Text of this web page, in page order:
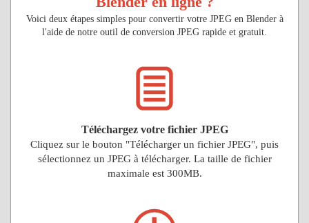
Voici deux étapes simples pour convertir votre JPEG en Blender à
l'aide de notre outil de conversion JPEG rapide et gratuit.
Téléchargez votre fichier JPEG
Cliquez sur le bouton "Télécharger un fichier JPEG", puis
sélectionnez un JPEG à télécharger. La taille de fichier
maximale est 300MB.